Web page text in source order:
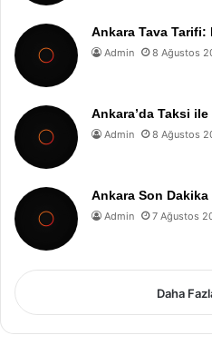
Ankara Tava Tarifi:
Admin 8 Ağustos
Ankara’da Taksi ile
Admin 8 Ağustos
Ankara Son
Admin 7 Ağustos
Daha